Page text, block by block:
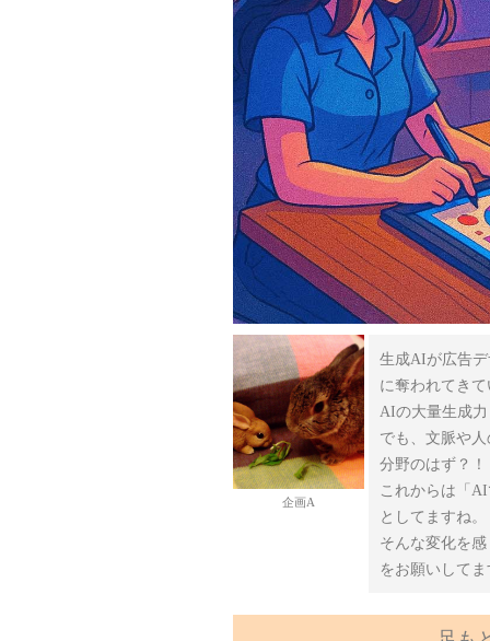
企画A
生成AIが広告
に奪われてき
AIの大量生成
でも、文脈や
分野のはず？！
これからは「
としてますね。
そんな変化を
をお願いして